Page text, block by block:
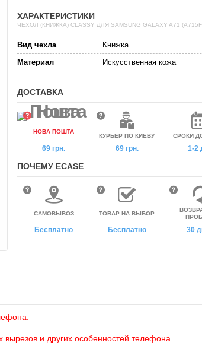
ХАРАКТЕРИСТИКИ
ЧЕХОЛ (КНИЖКА) CLASSY ДЛЯ SAMSUNG GALAXY A71
Вид чехла
Книжка
Материал
Искусственная кожа
ДОСТАВКА
НОВА ПОШТА
69 грн.
КУРЬЕР ПО КИЕВУ
69 грн.
СРОКИ
1-2
ПОЧЕМУ ECASE
САМОВЫВОЗ
Бесплатно
ТОВАР НА ВЫБОР
Бесплатно 30
и других особенностей телефона.